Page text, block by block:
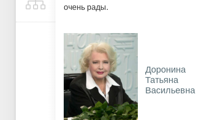
очень рады.
Доронина
Татьяна
Васильевна